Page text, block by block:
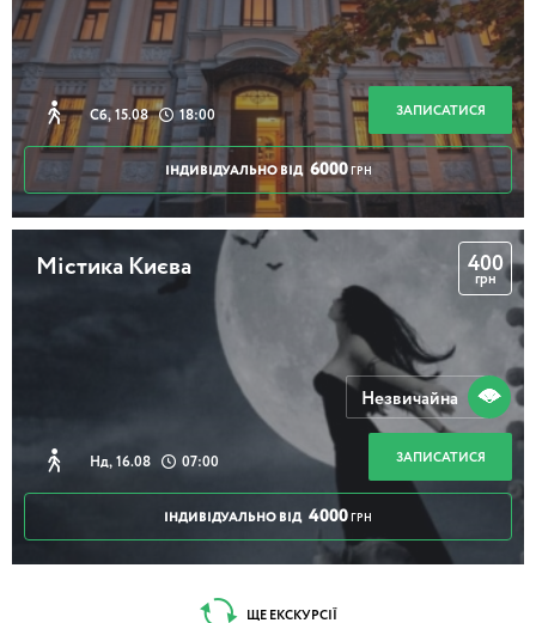
Сб, 15.08 18:00 ЗАПИСАТИСЯ
ІНДИВІДУАЛЬНО ВІД 6000 ГРН
Містика Києва
Нд, 16.08 07:00
400
грн
ЗАПИСАТИСЯ
ІНДИВІДУАЛЬНО ВІД 4000 ГРН
Незвичайна
ЩЕ ЕКСКУРСІЇ